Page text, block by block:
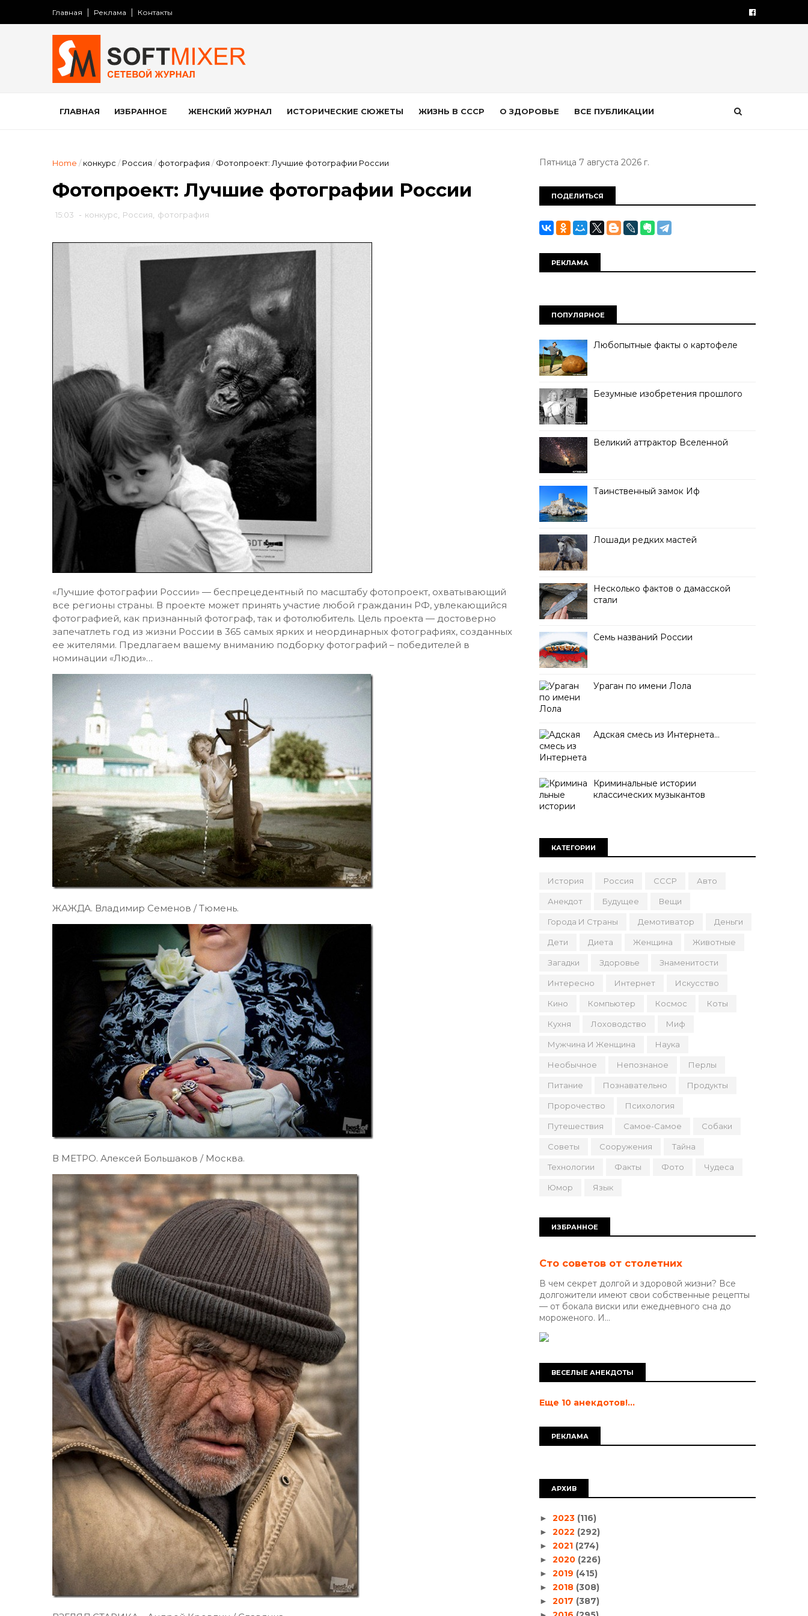
Главная Реклама Контакты
ГЛАВНАЯ ИЗБРАННОЕ ЖЕНСКИЙ ЖУРНАЛ ИСТОРИЧЕСКИЕ СЮЖЕТЫ ЖИЗНЬ В СССР О ЗДОРОВЬЕ ВСЕ ПУБЛИКАЦИИ
Home / конкурс / Россия / фотография / Фотопроект: Лучшие фотографии России
Фотопроект: Лучшие фотографии России
15:03 - конкурс Россия фотография
«Лучшие фотографии России» — беспрецедентный по масштабу фотопроект, охватывающий
все регионы страны. В проекте может принять участие любой гражданин РФ, увлекающийся
фотографией, как признанный фотограф, так и фотолюбитель. Цель проекта — достоверно
запечатлеть год из жизни России в 365 самых ярких и неординарных фотографиях, созданных
ее жителями. Предлагаем вашему вниманию подборку фотографий – победителей в
номинации «Люди»…
ЖАЖДА. Владимир Семенов / Тюмень.
В МЕТРО. Алексей Большаков / Москва.
Пятница 7 августа 2026 г.
ПОДЕЛИТЬСЯ
РЕКЛАМА
ПОПУЛЯРНОЕ
Любопытные факты о картофеле
Безумные изобретения прошлого
Великий аттрактор Вселенной
Таинственный замок Иф
Лошади редких мастей
Несколько фактов о дамасской
стали
Семь названий России
Ураган по имени Лола
Адская смесь из Интернета…
Криминальные истории
классических музыкантов
КАТЕГОРИИ
История Россия СССР Авто
Анекдот Будущее Вещи
Города И Страны Демотиватор Деньги
Дети Диета Женщина Животные
Загадки Здоровье Знаменитости
Интересно Интернет Искусство
Кино Компьютер Космос Коты
Кухня Лоховодство Миф
Мужчина И Женщина Наука
Необычное Непознаное Перлы
Питание Познавательно Продукты
Пророчество Психология
Путешествия Самое-Самое Собаки
Советы Сооружения Тайна
Технологии Факты Фото Чудеса
Юмор Язык
ИЗБРАННОЕ
Сто советов от столетних
В чем секрет долгой и здоровой жизни? Все
долгожители имеют свои собственные рецепты
— от бокала виски или ежедневного сна до
мороженого. И...
ВЕСЕЛЫЕ АНЕКДОТЫ
Еще 10 анекдотов!...
РЕКЛАМА
АРХИВ
► 2023 (116)
► 2022 (292)
► 2021 (274)
► 2020 (226)
► 2019 (415)
► 2018 (308)
► 2017 (387)